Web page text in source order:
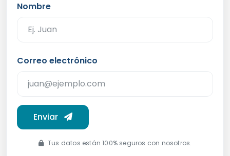
Nombre
Correo electrónico
Enviar
Tus datos están 100% seguros con nosotros.